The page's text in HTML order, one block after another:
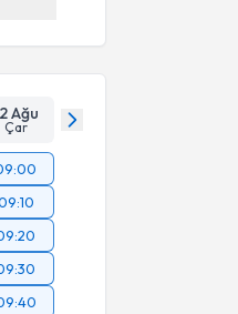
Ağu
Çar